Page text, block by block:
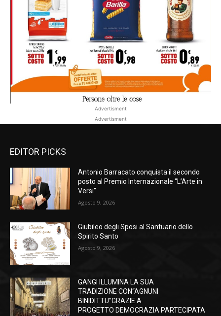
Advertisment
Advertisment
EDITOR PICKS
Antonio Barracato conquista il secondo
posto al Premio Internazionale “L’Arte in
Versi”
Agosto 9, 2026
Giubileo degli Sposi al Santuario dello
Spirito Santo
Agosto 9, 2026
GANGI ILLUMINA LA SUA
TRADIZIONE CON“AGNUNI
BINIDITTU”GRAZIE A
PROGETTO DEMOCRAZIA PARTECIPATA